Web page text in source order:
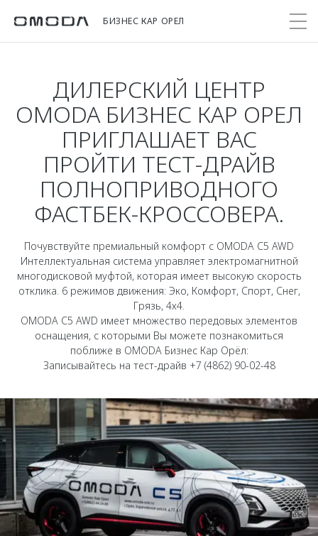
БИЗНЕС КАР ОРЕЛ
Модели
от 2 299 000 ₽*
от 2 739 000 ₽*
Покупателям
Выбор и покупка
Сравнить комплектации
Записаться на тест-драйв
Cпецпредложения
OMODA Лизинг
Кредит и страхование
Страхование
Кредитный калькулятор
Одежда и сувениры
Оригинальные аксессуары
Запчасти
Трейд-ин
Калькулятор трейд-ин
Владельцам
Записаться на сервис
Кузовной ремонт
Поддержка
Помощь на дороге
Гарантия
Дополнительная техническая поддержка
Руководства по эксплуатации
Клиентская поддержка
O&J Автоклуб
Приложение O&J
Аксессуары
Одежда и сувениры
Оригинальные аксессуары
Запчасти
Мир OMODA
Новости
Онлайн-сервисы
Приложение O&J
Клуб владельцев OMODA
Бренд JAECOO
Обратная связь
ДИЛЕРСКИЙ ЦЕНТР
OMODA БИЗНЕС КАР ОРЕЛ
ПРИГЛАШАЕТ ВАС
ПРОЙТИ ТЕСТ-ДРАЙВ
ПОЛНОПРИВОДНОГО
ФАСТБЕК-КРОССОВЕРА.
Почувствуйте премиальный комфорт с OMODA C5 AWD
Интеллектуальная система управляет электромагнитной
многодисковой муфтой, которая имеет высокую скорость
отклика. 6 режимов движения: Эко, Комфорт, Спорт, Снег,
Грязь, 4х4.
OMODA C5 AWD имеет множество передовых элементов
оснащения, с которыми Вы можете познакомиться
поближе в OMODA Бизнес Кар Орёл:
Записывайтесь на тест-драйв +7 (4862) 90-02-48